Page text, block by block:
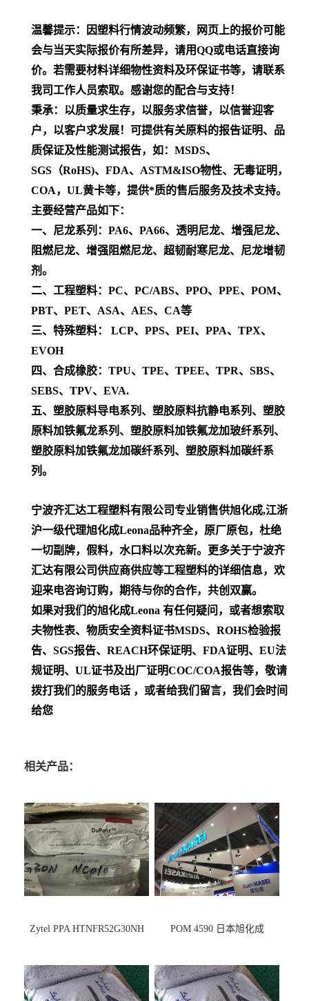
温馨提示：因塑料行情波动频繁，网页上的报价可能
会与当天实际报价有所差异，请用QQ或电话直接询
价。若需要材料详细物性资料及环保证书等，请联系
我司工作人员索取。感谢您的配合与支持！
秉承：以质量求生存，以服务求信誉，以信誉迎客
户，以客户求发展！可提供有关原料的报告证明、品
质保证及性能测试报告，如：MSDS、
SGS（RoHS)、FDA、ASTM&ISO物性、无毒证明，
COA，UL黄卡等，提供*质的售后服务及技术支持。
主要经营产品如下：
一、尼龙系列：PA6、PA66、透明尼龙、增强尼龙、
阻燃尼龙、增强阻燃尼龙、超韧耐寒尼龙、尼龙增韧
剂。
二、工程塑料：PC、PC/ABS、PPO、PPE、POM、
PBT、PET、ASA、AES、CA等
三、特殊塑料： LCP、PPS、PEI、PPA、TPX、
EVOH
四、合成橡胶：TPU、TPE、TPEE、TPR、SBS、
SEBS、TPV、EVA.
五、塑胶原料导电系列、塑胶原料抗静电系列、塑胶
原料加铁氟龙系列、塑胶原料加铁氟龙加玻纤系列、
塑胶原料加铁氟龙加碳纤系列、塑胶原料加碳纤系
列。
宁波齐汇达工程塑料有限公司专业销售供旭化成,江浙
沪一级代理旭化成Leona品种齐全，原厂原包，杜绝
一切副牌，假料，水口料以次充新。更多关于宁波齐
汇达有限公司供应商供应等工程塑料的详细信息，欢
迎来电咨询订购，期待与你的合作，共创双赢。
如果对我们的旭化成Leona 有任何疑问，或者想索取
夫物性表、物质安全资料证书MSDS、ROHS检验报
告、SGS报告、REACH环保证明、FDA证明、EU法
规证明、UL证书及出厂证明COC/COA报告等，敬请
拨打我们的服务电话 ，或者给我们留言，我们会时间
给您
相关产品：
Zytel PPA HTNFR52G30NH POM 4590 日本旭化成